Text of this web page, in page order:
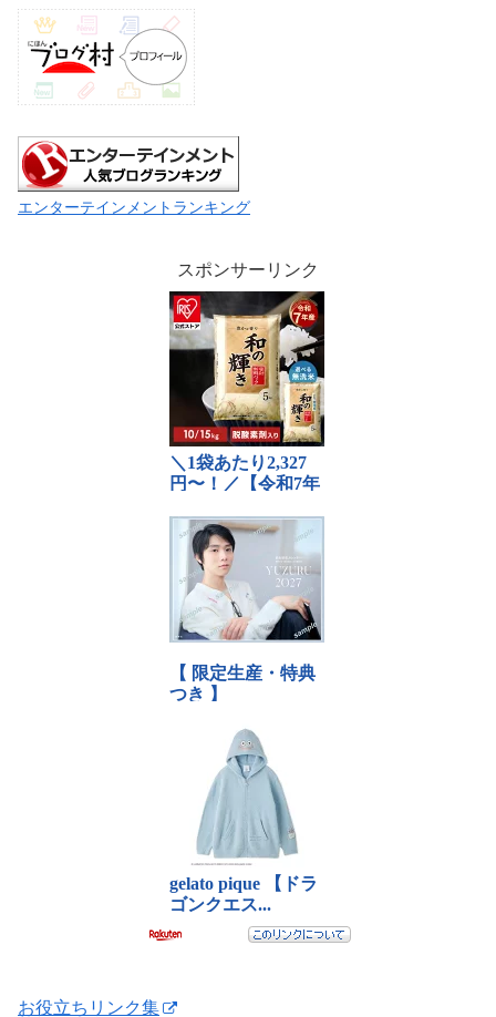
エンターテインメントランキング
スポンサーリンク
お役立ちリンク集